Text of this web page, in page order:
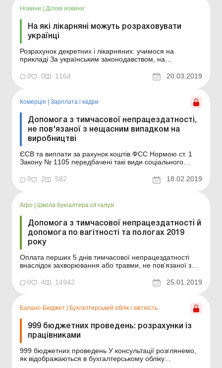
Новини Ділові новини
На які лікарняні можуть розраховувати
українці
Розрахунок декретних і лікарняних: учимося на
прикладі За українським законодавством, на
стаж роботи, тобто його коефіцієнт. Раніше Фонд
соціального страхування повідомляв, що розмір
збільшився на 31,9%. Ця...
0 0 1164 20.03.2019
Комерція Зарплата і кадри
Допомога з тимчасової непрацездатності,
не пов'язаної з нещасним випадком на
виробництві
ЄСВ та виплати за рахунок коштів ФСС Нормою ст. 1
Закону № 1105 передбачені такі види соціального
від нещасного випадку на виробництві і професійного
захворювання та медичне страхування. У консультації
0 2 582 18.02.2019
Агро | Школа бухгалтера с/г галузі
Допомога з тимчасової непрацездатності й
допомога по вагітності та пологах 2019
року
Оплата перших 5 днів тимчасової непрацездатності
внаслідок захворювання або травми, не пов’язаної з
коштом роботодавця в порядку, установленому
Кабміном (абзац другий ч. 2 ст. 22 Закону від 23.09.99
0 4 14942 25.01.2019
Баланс-Бюджет | Бухгалтерський облік і звітність.
999 бюджетних проведень: розрахунки із
працівниками
999 бюджетних проведень У консультації розглянемо,
як відображаються в бухгалтерському обліку